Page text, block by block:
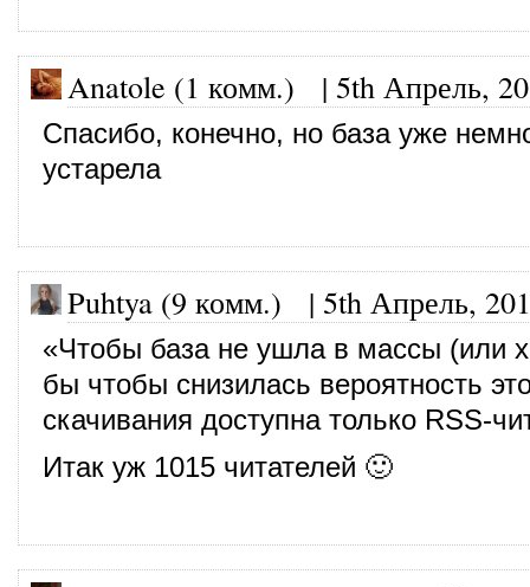
Anatole (1 комм.) | 5th Апрель,
Спасибо, конечно, но база уже
устарела
Puhtya (9 комм.) | 5th Апрель,
«Чтобы база не ушла в массы (или
бы чтобы снизилась вероятность
скачивания доступна только RSS-
Итак уж 1015 читателей 🙂